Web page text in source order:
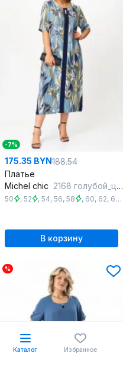
-7%
175.35 BYN188.54
Платье
Michel chic 2168 голубой_цветы
50 , 52 , 54, 56, 58 , 60, 62, 64
В корзину
%
Каталог Избранное